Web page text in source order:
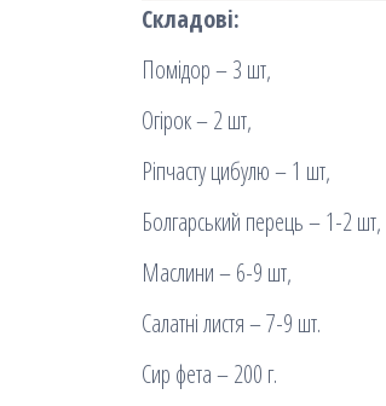
Складові:
Помідор – 3 шт,
Огірок – 2 шт,
Ріпчасту цибулю – 1 шт,
Болгарський перець – 1-2 шт,
Маслини – 6-9 шт,
Салатні листя – 7-9 шт.
Сир фета – 200 г.